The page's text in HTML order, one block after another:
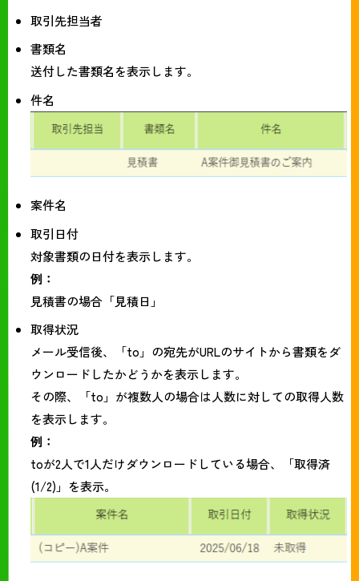
取引先担当者
書類名
送付した書類名を表示します。
件名
案件名
取引日付
対象書類の日付を表示します。
例：
見積書の場合「見積日」
取得状況
メール受信後、「to」の宛先がURLのサイトから書類をダ
ウンロードしたかどうかを表示します。
その際、「to」が複数人の場合は人数に対しての取得人数
を表示します。
例：
toが2人で1人だけダウンロードしている場合、「取得済
(1/2)」を表示。